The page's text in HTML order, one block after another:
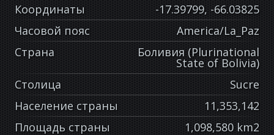
Координаты
-17.39799, -66.03825
Часовой пояс
America/La_Paz
Страна
Боливия (Plurinational
State of Bolivia)
Столица
Sucre
Население страны
11,353,142
Площадь страны
1,098,580 km2